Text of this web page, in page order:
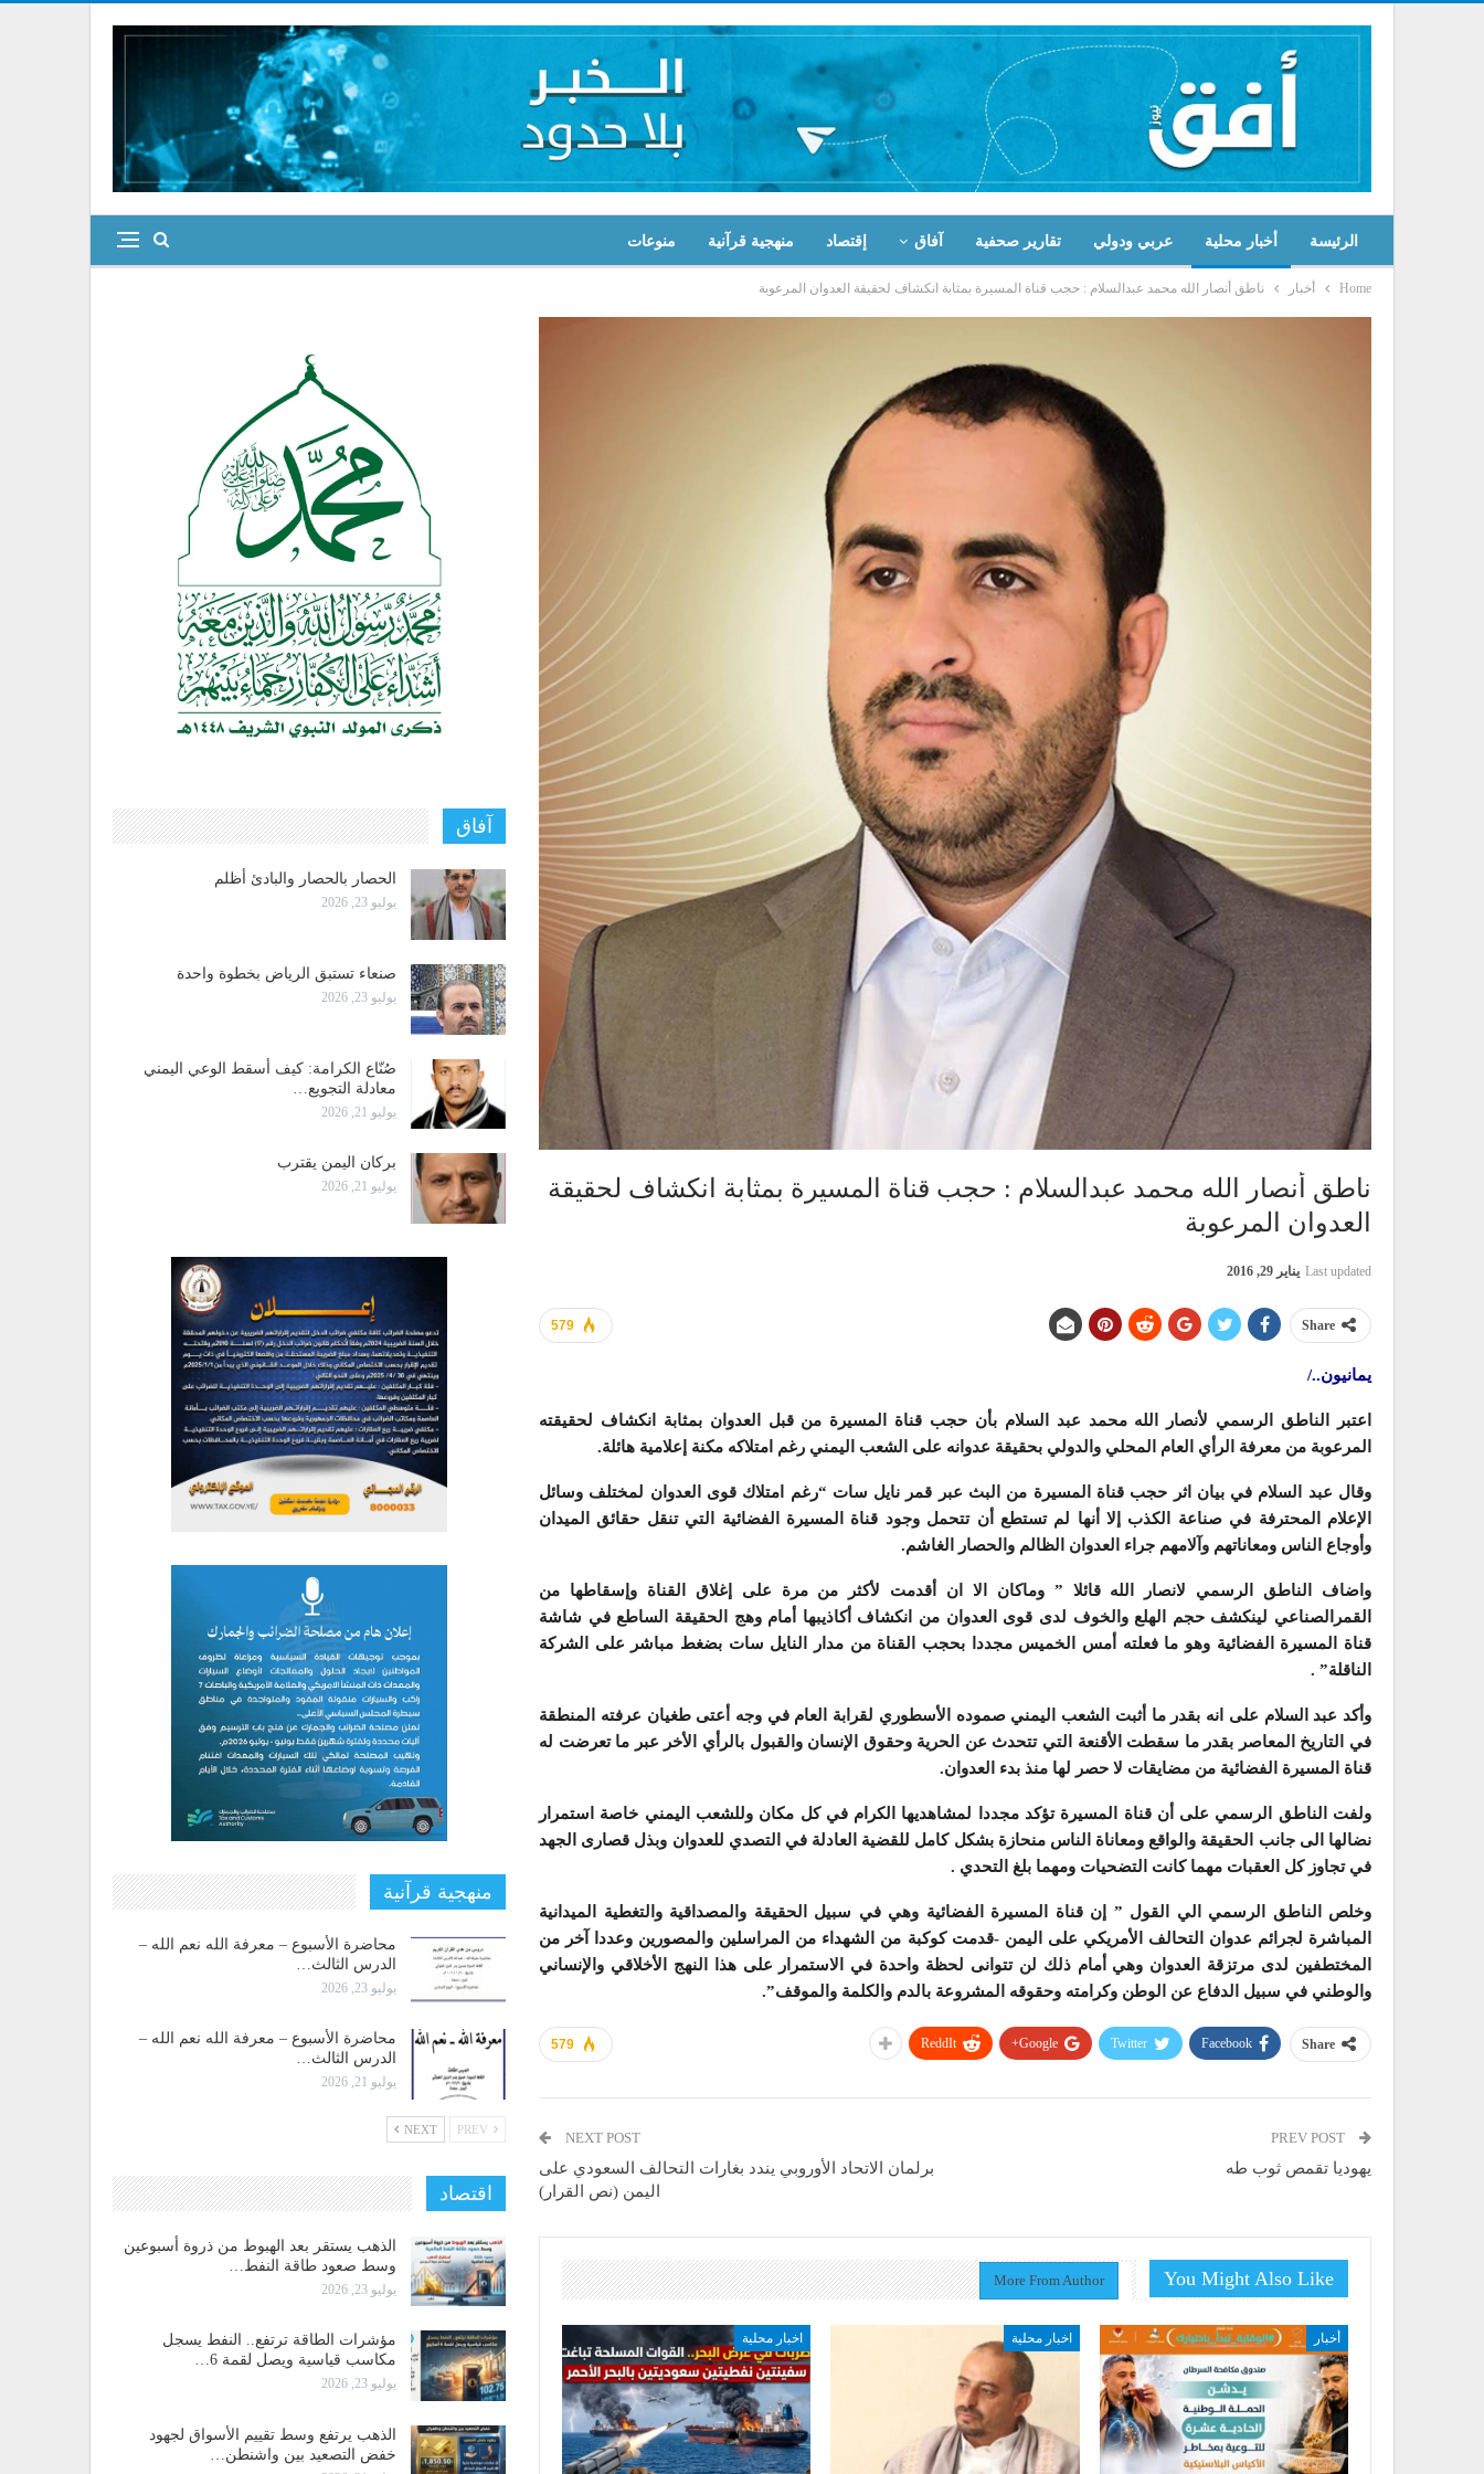
الرئيسة أخبار محلية عربي ودولي تقارير صحفية آفاق إقتصاد منهجية قرآنية منوعات
Home أخبار ناطق أنصار الله محمد عبدالسلام : حجب قناة المسيرة بمثابة انكشاف لحقيقة العدوان المرعوبة
ناطق أنصار الله محمد عبدالسلام : حجب قناة المسيرة بمثابة انكشاف لحقيقة
العدوان المرعوبة
Last updated يناير 29, 2016
579 Share
يمانيون../
اعتبر الناطق الرسمي لأنصار الله محمد عبد السلام بأن حجب قناة المسيرة من قبل العدوان بمثابة انكشاف لحقيقته
المرعوبة من معرفة الرأي العام المحلي والدولي بحقيقة عدوانه على الشعب اليمني رغم امتلاكه مكنة إعلامية هائلة.
وقال عبد السلام في بيان اثر حجب قناة المسيرة من البث عبر قمر نايل سات “رغم امتلاك قوى العدوان لمختلف وسائل
الإعلام المحترفة في صناعة الكذب إلا أنها لم تستطع أن تتحمل وجود قناة المسيرة الفضائية التي تنقل حقائق الميدان
وأوجاع الناس ومعاناتهم وآلامهم جراء العدوان الظالم والحصار الغاشم.
واضاف الناطق الرسمي لانصار الله قائلا ” وماكان الا ان أقدمت لأكثر من مرة على إغلاق القناة وإسقاطها من
القمرالصناعي لينكشف حجم الهلع والخوف لدى قوى العدوان من انكشاف أكاذيبها أمام وهج الحقيقة الساطع في شاشة
قناة المسيرة الفضائية وهو ما فعلته أمس الخميس مجددا بحجب القناة من مدار النايل سات بضغط مباشر على الشركة
الناقلة” .
وأكد عبد السلام على انه بقدر ما أثبت الشعب اليمني صموده الأسطوري لقرابة العام في وجه أعتى طغيان عرفته المنطقة
في التاريخ المعاصر بقدر ما سقطت الأقنعة التي تتحدث عن الحرية وحقوق الإنسان والقبول بالرأي الأخر عبر ما تعرضت له
قناة المسيرة الفضائية من مضايقات لا حصر لها منذ بدء العدوان.
ولفت الناطق الرسمي على أن قناة المسيرة تؤكد مجددا لمشاهديها الكرام في كل مكان وللشعب اليمني خاصة استمرار
نضالها الى جانب الحقيقة والواقع ومعاناة الناس منحازة بشكل كامل للقضية العادلة في التصدي للعدوان وبذل قصارى الجهد
في تجاوز كل العقبات مهما كانت التضحيات ومهما بلغ التحدي .
وخلص الناطق الرسمي الي القول ” إن قناة المسيرة الفضائية وهي في سبيل الحقيقة والمصداقية والتغطية الميدانية
المباشرة لجرائم عدوان التحالف الأمريكي على اليمن -قدمت كوكبة من الشهداء من المراسلين والمصورين وعددا آخر من
المختطفين لدى مرتزقة العدوان وهي أمام ذلك لن تتوانى لحظة واحدة في الاستمرار على هذا النهج الأخلاقي والإنساني
والوطني في سبيل الدفاع عن الوطن وكرامته وحقوقه المشروعة بالدم والكلمة والموقف”.
579 Share
Facebook
Twitter
Google+
ReddIt
يهوديا تقمص ثوب طه
NEXT POST
برلمان الاتحاد الأوروبي يندد بغارات التحالف السعودي على
اليمن (نص القرار)
You Might Also Like
More From Author
أخبار اخبار محلية اخبار محلية
آفاق
الحصار بالحصار والبادئ أظلم
يوليو 23, 2026
صنعاء تستبق الرياض بخطوة واحدة
يوليو 23, 2026
صُنّاع الكرامة: كيف أسقط الوعي اليمني
معادلة التجويع…
يوليو 21, 2026
بركان اليمن يقترب
يوليو 21, 2026
منهجية قرآنية
محاضرة الأسبوع – معرفة الله نعم الله –
الدرس الثالث…
يوليو 23, 2026
محاضرة الأسبوع – معرفة الله نعم الله –
الدرس الثالث…
يوليو 21, 2026
NEXT
اقتصاد
الذهب يستقر بعد الهبوط من ذروة أسبوعين
وسط صعود طاقة النفط…
يوليو 23, 2026
مؤشرات الطاقة ترتفع.. النفط يسجل
مكاسب قياسية ويصل لقمة 6…
يوليو 23, 2026
الذهب يرتفع وسط تقييم الأسواق لجهود
خفض التصعيد بين واشنطن…